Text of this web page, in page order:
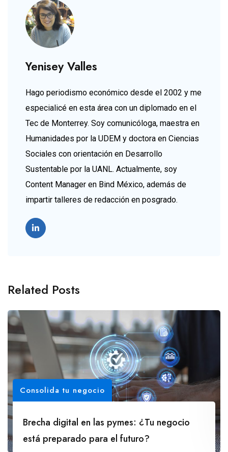
Yenisey Valles
Hago periodismo económico desde el 2002 y me
especialicé en esta área con un diplomado en el
Tec de Monterrey. Soy comunicóloga, maestra en
Humanidades por la UDEM y doctora en Ciencias
Sociales con orientación en Desarrollo
Sustentable por la UANL. Actualmente, soy
Content Manager en Bind México, además de
impartir talleres de redacción en posgrado.
Related Posts
Consolida tu negocio
Brecha digital en las pymes: ¿Tu negocio
está preparado para el futuro?